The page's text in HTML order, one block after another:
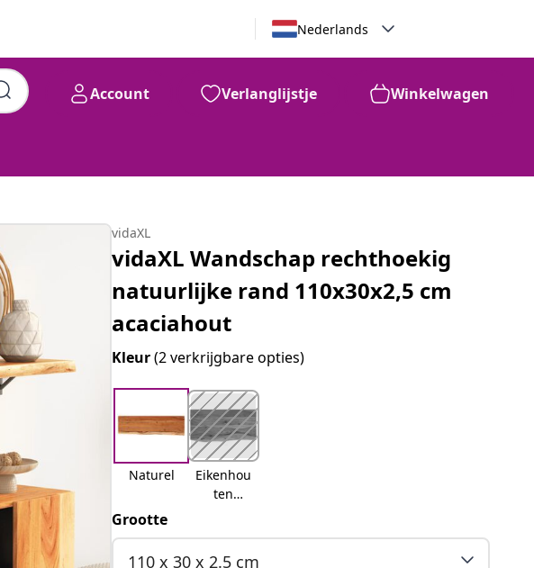
Nederlands
Account Verlanglijstje Winkelwagen
vidaXL
vidaXL Wandschap rechthoekig
natuurlijke rand 110x30x2,5 cm
acaciahout
Kleur(2 verkrijgbare opties)
Naturel
Eikenhou
ten
Grootte
110 x 30 x 2.5 cm